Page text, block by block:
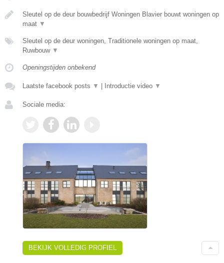
Sleutel op de deur bouwbedrijf Woningen Blavier bouwt woningen op
maat ▼
Sleutel op de deur woningen, Traditionele woningen op maat,
Ruwbouw ▼
Openingstijden onbekend
Laatste facebook posts ▼ Introductie video ▼
Sociale media:
BEKIJK VOLLEDIG PROFIEL